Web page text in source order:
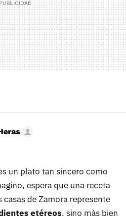
un plato tan sincero como
espera que una receta
de Zamora represente
etéreos, sino más bien